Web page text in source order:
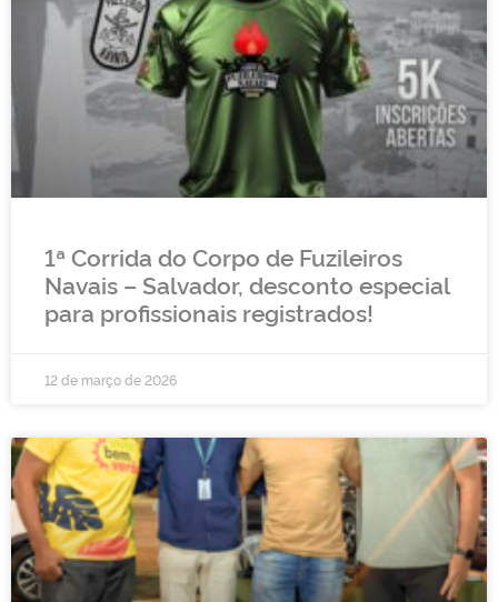
1ª Corrida do Corpo de Fuzileiros
Navais – Salvador, desconto especial
para profissionais registrados!
12 de março de 2026